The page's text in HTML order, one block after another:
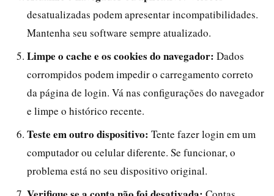
desatualizadas podem apresentar incompatibilidades.
Mantenha seu software sempre atualizado.
Limpe o cache e os cookies do navegador: Dados
corrompidos podem impedir o carregamento correto
da página de login. Vá nas configurações do navegador
e limpe o histórico recente.
Teste em outro dispositivo: Tente fazer login em um
computador ou celular diferente. Se funcionar, o
problema está no seu dispositivo original.